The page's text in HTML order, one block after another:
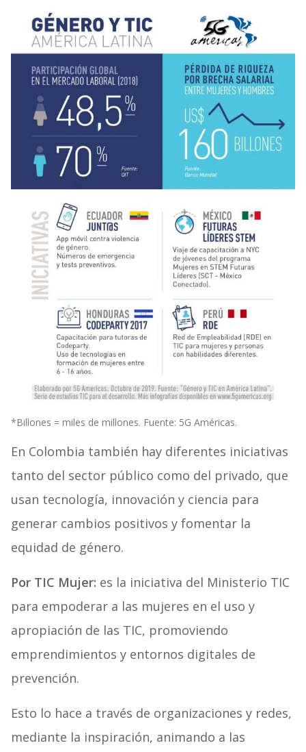
*Billones = miles de millones. Fuente: 5G Américas.
En Colombia también hay diferentes iniciativas
tanto del sector público como del privado, que
usan tecnología, innovación y ciencia para
generar cambios positivos y fomentar la
equidad de género.
Por TIC Mujer: es la iniciativa del Ministerio TIC
para empoderar a las mujeres en el uso y
apropiación de las TIC, promoviendo
emprendimientos y entornos digitales de
prevención.
Esto lo hace a través de organizaciones y redes,
mediante la inspiración, animando a las